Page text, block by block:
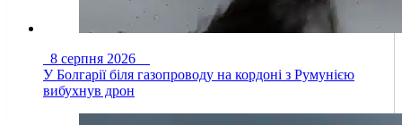
8 серпня 2026
У Болгарії біля газопроводу на кордоні з Румунією
вибухнув дрон